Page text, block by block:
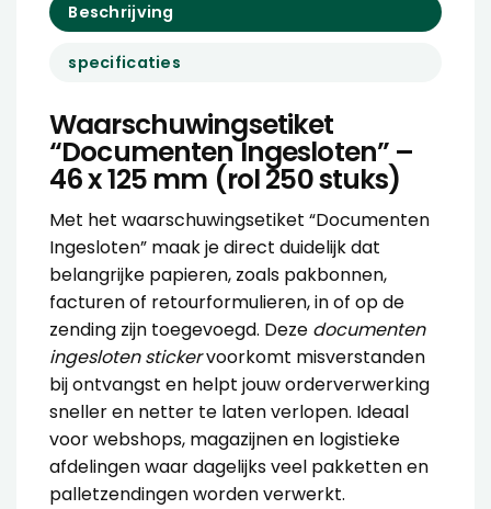
Beschrijving
specificaties
Waarschuwingsetiket
“Documenten Ingesloten” –
46 x 125 mm (rol 250 stuks)
Met het waarschuwingsetiket “Documenten
Ingesloten” maak je direct duidelijk dat
belangrijke papieren, zoals pakbonnen,
facturen of retourformulieren, in of op de
zending zijn toegevoegd. Deze documenten
ingesloten stickervoorkomt misverstanden
bij ontvangst en helpt jouw orderverwerking
sneller en netter te laten verlopen. Ideaal
voor webshops, magazijnen en logistieke
afdelingen waar dagelijks veel pakketten en
palletzendingen worden verwerkt.